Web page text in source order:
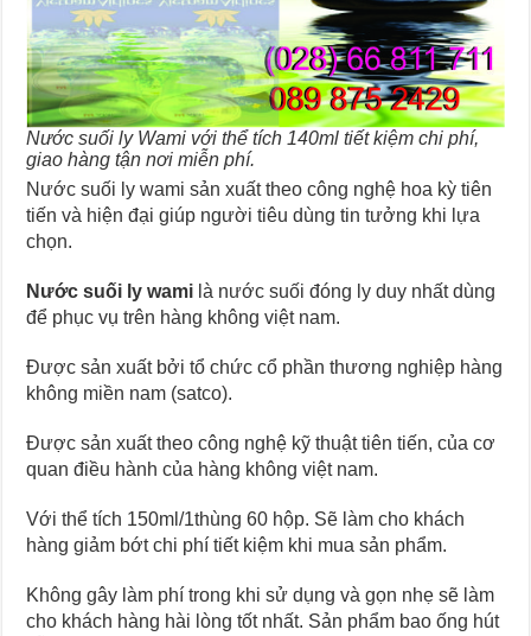
Nước suối ly Wami với thể tích 140ml tiết kiệm chi phí,
giao hàng tận nơi miễn phí.
Nước suối ly wami sản xuất theo công nghệ hoa kỳ tiên
tiến và hiện đại giúp người tiêu dùng tin tưởng khi lựa
chọn.
Nước suối ly wami là nước suối đóng ly duy nhất dùng
để phục vụ trên hàng không việt nam.
Được sản xuất bởi tổ chức cổ phần thương nghiệp hàng
không miền nam (satco).
Được sản xuất theo công nghệ kỹ thuật tiên tiến, của cơ
quan điều hành của hàng không việt nam.
Với thể tích 150ml/1thùng 60 hộp. Sẽ làm cho khách
hàng giảm bớt chi phí tiết kiệm khi mua sản phẩm.
Không gây làm phí trong khi sử dụng và gọn nhẹ sẽ làm
cho khách hàng hài lòng tốt nhất. Sản phẩm bao ống hút